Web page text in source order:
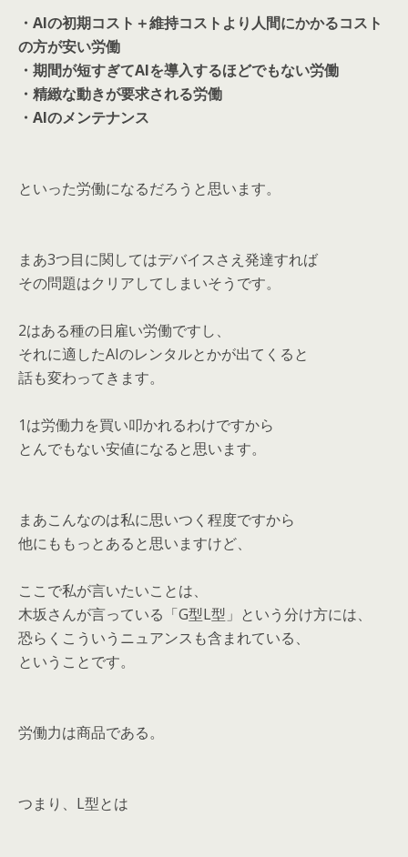
・AIの初期コスト＋維持コストより人間にかかるコスト
の方が安い労働
・期間が短すぎてAIを導入するほどでもない労働
・精緻な動きが要求される労働
・AIのメンテナンス
といった労働になるだろうと思います。
まあ3つ目に関してはデバイスさえ発達すれば
その問題はクリアしてしまいそうです。
2はある種の日雇い労働ですし、
それに適したAIのレンタルとかが出てくると
話も変わってきます。
1は労働力を買い叩かれるわけですから
とんでもない安値になると思います。
まあこんなのは私に思いつく程度ですから
他にももっとあると思いますけど、
ここで私が言いたいことは、
木坂さんが言っている「G型L型」という分け方には、
恐らくこういうニュアンスも含まれている、
ということです。
労働力は商品である。
つまり、L型とは